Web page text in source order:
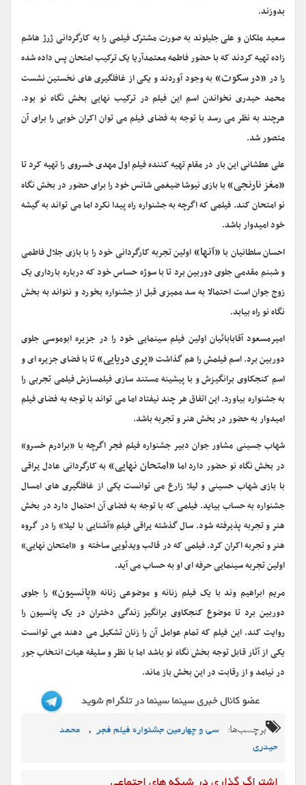
بدوزند.
سعید ملکان و علی جلیلوند به صورت مشترک فیلمی را به کارگردانی ژرژ هاشم
زاده تهیه کردند که با حضور فاطمه معتمدآریا یک ترکیب امتحان پس داده شده
را در «در سکوت»به وجود آوردند و یکی از غافلگیری های نخستین نشست
محمد حیدری نخواندن اسم این فیلم در ترکیب نهایی بخش نگاه نو بود.
هرچند به نظر می رسد با توجه به فضای فیلم می توان اکران خوبی را برای آن
متصور شد.
علی عطشانی این بار در مقام تهیه کننده فیلم اول مهدی خسروی را تهیه کرد تا
«مغز نارنجی»با بازی نیوشا ضیغمی شانس خود را برای حضور در بخش نگاه
نو امتحان کند. فیلمی که اگرچه به جشنواره راه پیدا نکرد اما می تواند به گیشه
خود امیدوار باشد.
احسان سلطانیان با«آنها»اولین تجربه کارگردانی خود را با بازی جلال فاطمی
و شبنم مقدمی جلوی دوربین برد تا با سوژه حساس خود که درباره بارداری یک
زوج جوان است احتمالا به سد ممیزی قبل از جشنواره بخورد و نتواند به بخش
نگاه نو راه بیابد.
امیرمسعود آقابابائیان اولین فیلم سینمایی خود را در جزیره ابوموسی جلوی
دوربین برد. اسم فیلمش را هم گذاشت«پری دریایی»تا با فضای جزیره ای و
اسم کنجکاوی برانگیزش و با پیشینه مستند سازی فیلمسازش فیلمی تجربی را
به جشنواره بیاورد. این اتفاق هر چند نیفتاد اما می تواند با توجه به فضای فیلم
امیدوار به حضور در بخش هنر و تجربه باشد.
شهاب جسینی مشاور جوان دبیر جشنواره فیلم فجر اگرچه با «برادرم خسرو»
در بخش نگاه نو حضور دارد اما «امتحان نهایی»به کارگردانی عادل یراقی
با بازی شهاب حسینی و لیلا زارع می توانست یکی از غافلگیری های امسال
جشنواره به حساب بیاید. فیلمی که با توجه به فضای آن احتمال دارد در بخش
هنر و تجربه پذیرفته شود. سال گذشته یراقی فیلم «آشنایی با لیلا» را در گروه
هنر و تجربه اکران کرد. فیلمی که در قالب ویدئویی ساخته و «امتحان نهایی»
اولین تجربه سینمایی حرفه ای او به حساب می آید.
مریم ابراهیم وند با یک فیلم زنانه و موضوعی زنانه «پانسیون» را جلوی
دوربین برد تا موضوع کنجکاوی برانگیز زندگی دختران در یک پانسیون را
روایت کند. این فیلم که تمام عوامل آن را زنان تشکیل می دهند می توانست
یکی از آثار قابل توجه بخش نگاه نو باشد اما با نظر و سلیقه هیات انتخاب جور
در نیامد و از رقابت در این بخش باز ماند.
برچسب‌ها: سی و چهارمین جشنواره فیلم فجر ,
محمد
حیدری